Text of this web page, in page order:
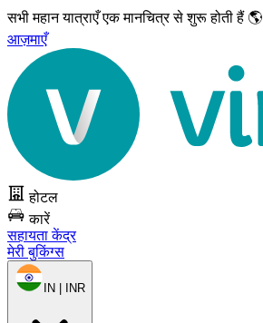
सभी महान यात्राएँएक मानचित्र से शुरू होती हैं 🌎
आज़माएँ
होटल
कारें
सहायता केंद्र
मेरी बुकिंग्स
IN | INR